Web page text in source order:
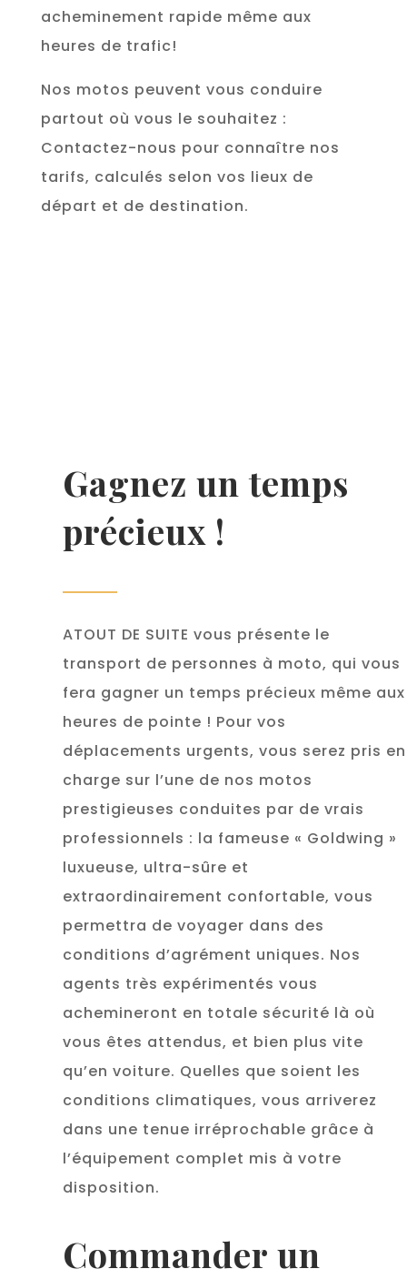
acheminement rapide même aux
heures de trafic!
Nos motos peuvent vous conduire
partout où vous le souhaitez :
Contactez-nous pour connaître nos
tarifs, calculés selon vos lieux de
départ et de destination.
Gagnez un temps
précieux !
ATOUT DE SUITE vous présente le
transport de personnes à moto, qui vous
fera gagner un temps précieux même aux
heures de pointe ! Pour vos
déplacements urgents, vous serez pris en
charge sur l’une de nos motos
prestigieuses conduites par de vrais
professionnels : la fameuse « Goldwing »
luxueuse, ultra-sûre et
extraordinairement confortable, vous
permettra de voyager dans des
conditions d’agrément uniques. Nos
agents très expérimentés vous
achemineront en totale sécurité là où
vous êtes attendus, et bien plus vite
qu’en voiture. Quelles que soient les
conditions climatiques, vous arriverez
dans une tenue irréprochable grâce à
l’équipement complet mis à votre
disposition.
Commander un